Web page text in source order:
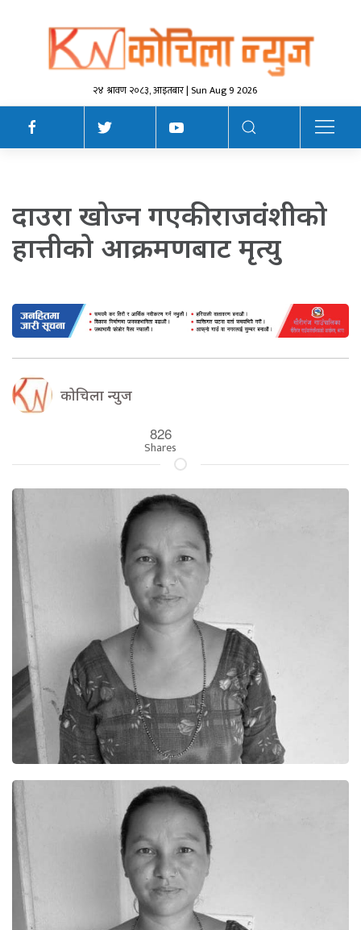
२४ श्रावण २०८३, आइतबार | Sun Aug 9 2026
दाउरा खोज्न गएकी राजवंशीको
हात्तीको आक्रमणबाट मृत्यु
कोचिला न्युज
826
Shares